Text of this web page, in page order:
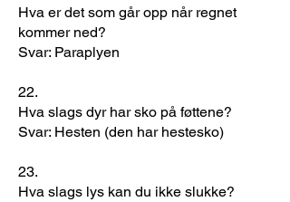
Hva er det som går opp når regnet
kommer ned?
Svar: Paraplyen
22.
Hva slags dyr har sko på føttene?
Svar: Hesten (den har hestesko)
23.
Hva slags lys kan du ikke slukke?